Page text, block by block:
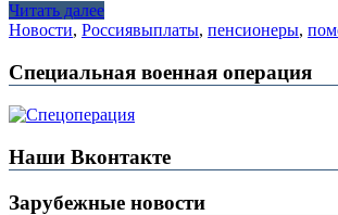
Читать далее
Новости, Россиявыплаты, пенсионеры,
Специальная военная операция
Наши Вконтакте
Зарубежные новости